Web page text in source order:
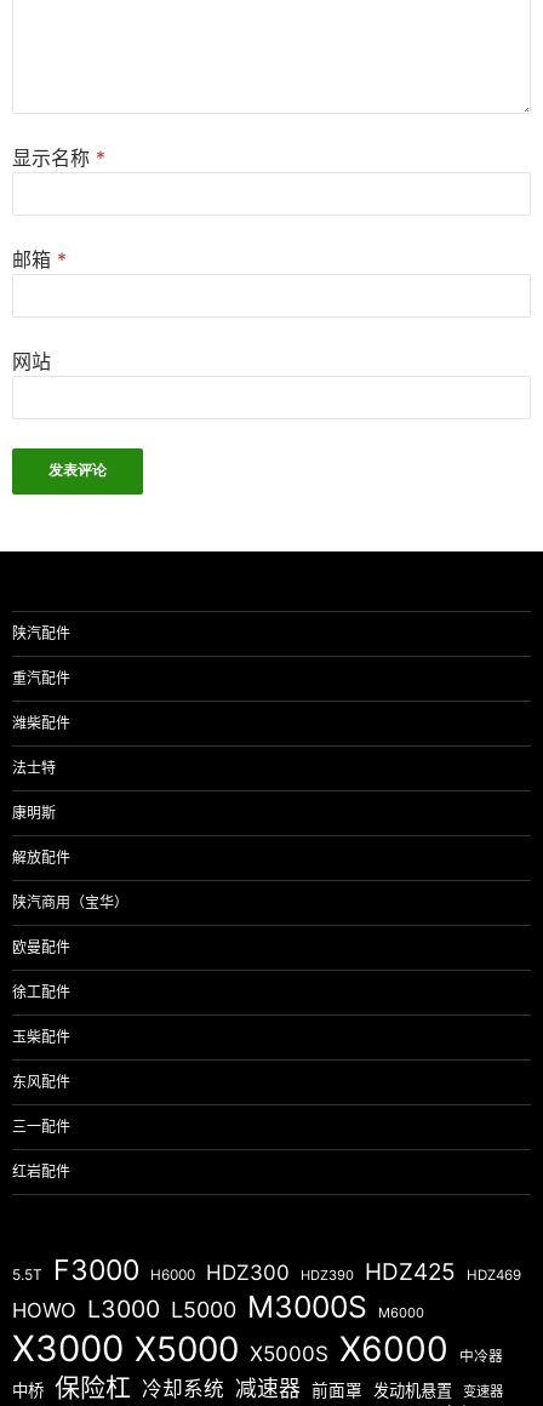
显示名称 *
邮箱 *
网站
陕汽配件
重汽配件
潍柴配件
法士特
康明斯
解放配件
陕汽商用（宝华）
欧曼配件
徐工配件
玉柴配件
东风配件
三一配件
红岩配件
5.5T F3000 H6000 HDZ300 HDZ390 HDZ425 HDZ469
HOWO L3000 L5000 M3000S M6000
X3000 X5000 X5000S X6000 中冷器
中桥 保险杠 冷却系统 减速器 前面罩 发动机悬置 变速器